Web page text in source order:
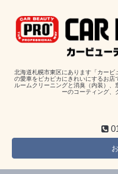
北海道札幌市東区にあります「カー
の愛車をピカピカにきれいにするお店
ルームクリーニングと消臭（内装）
ーのコーティング、